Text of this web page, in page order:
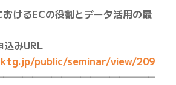
けるECの役割とデータ活用の最
込みURL
public/seminar/view/209